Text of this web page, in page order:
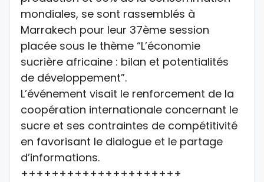
mondiales, se sont rassemblés à
Marrakech pour leur 37ème session
placée sous le thème “L’économie
sucrière africaine : bilan et potentialités
de développement”.
L’événement visait le renforcement de la
coopération internationale concernant le
sucre et ses contraintes de compétitivité
en favorisant le dialogue et le partage
d’informations.
+++++++++++++++++++++